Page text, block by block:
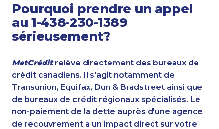
Pourquoi prendre un appel
au 1-438-230-1389
sérieusement?
MetCréditrelève directement des bureaux de
crédit canadiens. Il s'agit notamment de
Transunion, Equifax, Dun & Bradstreet ainsi que
de bureaux de crédit régionaux spécialisés. Le
non-paiement de la dette auprès d'une agence
de recouvrement a un impact direct sur votre